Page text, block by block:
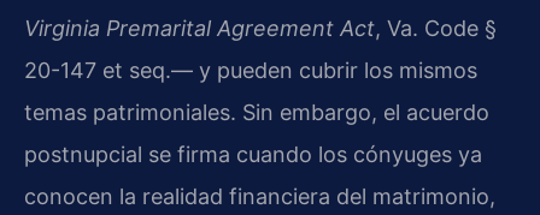
Virginia Premarital Agreement Act, Va. Code §
20-147 et seq.— y pueden cubrir los mismos
temas patrimoniales. Sin embargo, el acuerdo
postnupcial se firma cuando los cónyuges ya
conocen la realidad financiera del matrimonio,